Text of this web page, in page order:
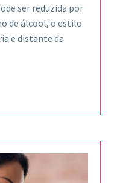
ser reduzida por
de álcool, o estilo
e distante da